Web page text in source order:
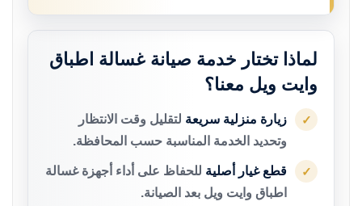
لماذا تختار خدمة صيانة غسالة اطباق
وايت ويل معنا؟
✓ زيارة منزلية سريعة لتقليل وقت الانتظار
وتحديد الخدمة المناسبة حسب المحافظة.
✓ قطع غيار أصلية للحفاظ على أداء أجهزة غسالة
اطباق وايت ويل بعد الصيانة.